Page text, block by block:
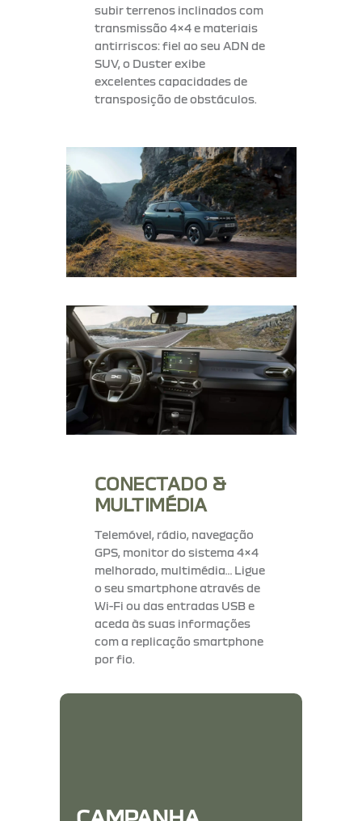
subir terrenos inclinados com
transmissão 4×4 e materiais
antirriscos: fiel ao seu ADN de
SUV, o Duster exibe
excelentes capacidades de
transposição de obstáculos.
CONECTADO &
MULTIMÉDIA
Telemóvel, rádio, navegação
GPS, monitor do sistema 4×4
melhorado, multimédia… Ligue
o seu smartphone através de
Wi-Fi ou das entradas USB e
aceda às suas informações
com a replicação smartphone
por fio.